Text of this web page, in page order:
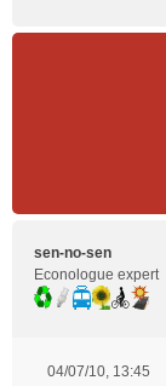
sen-no-sen
Econologue expert
04/07/10, 13:45